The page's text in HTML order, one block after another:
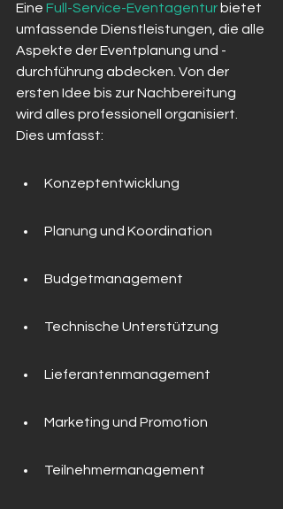
Eine Full-Service-Eventagentur bietet
umfassende Dienstleistungen, die alle
Aspekte der Eventplanung und -
durchführung abdecken. Von der
ersten Idee bis zur Nachbereitung
wird alles professionell organisiert.
Dies umfasst:
Konzeptentwicklung
Planung und Koordination
Budgetmanagement
Technische Unterstützung
Lieferantenmanagement
Marketing und Promotion
Teilnehmermanagement